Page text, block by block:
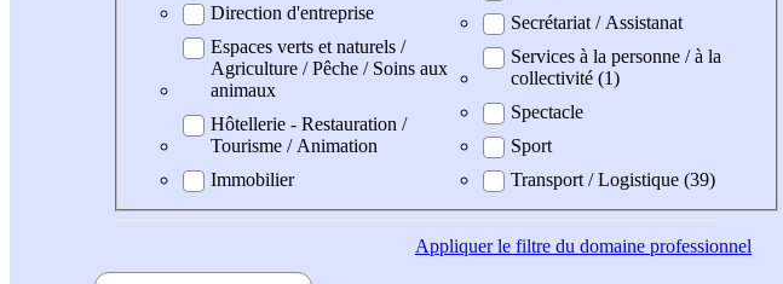
Direction d'entreprise
Espaces verts et naturels /
Agriculture / Pêche / Soins aux
animaux
Hôtellerie - Restauration /
Tourisme / Animation
Immobilier
Secrétariat / Assistanat
Services à la personne / à la
collectivité (1)
Spectacle
Sport
Transport / Logistique (39)
Appliquerle filtre du domaine professionnel